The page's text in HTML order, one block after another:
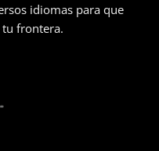
idiomas para que
tu frontera.